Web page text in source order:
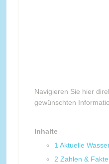
Navigieren Sie hier
gewünschten
Inhalte
1 Aktuelle
2 Zahlen &